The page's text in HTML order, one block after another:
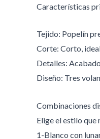
Características
Tejido: Popelín
Corte: Corto,
Detalles:
Diseño: Tres
Combinaciones
Elige el estilo que
1-Blanco con